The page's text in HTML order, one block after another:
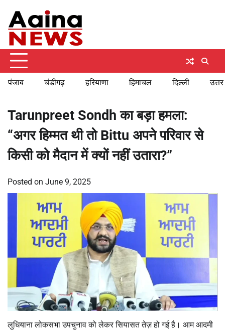
content
पंजाब चंडीगढ़ हरियाणा हिमाचल दिल्ली
Tarunpreet Sondh का बड़ा हमला:
“अगर हिम्मत थी तो Bittu अपने परिवार से
किसी को मैदान में क्यों नहीं उतारा?”
Posted on June 9, 2025
लुधियाना लोकसभा उपचुनाव को लेकर सियासत तेज़ हो गई है। आम आदमी